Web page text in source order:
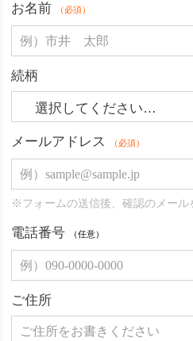
お名前
（必須）
続柄
メールアドレス （必須）
※フォームの送信後、確認のメール
電話番号 （任意）
ご住所